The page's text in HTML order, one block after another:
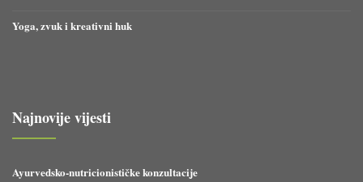
Yoga, zvuk i kreativni huk
Najnovije vijesti
Ayurvedsko-nutricionističke konzultacije